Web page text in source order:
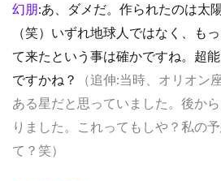
幻朋:あ、ダメだ。作られたのは太
（笑）いずれ地球人ではなく、も
て来たという事は確かですね。超
ですかね？
（追伸:当時、オリオン
ある星だと思っていました。後か
りました。これってもしや？私の
て？笑）